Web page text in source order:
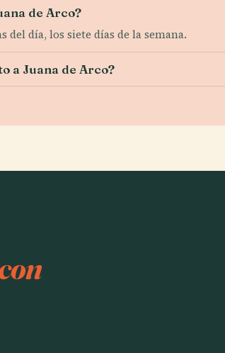
de Arco?
del día, los siete días de la semana.
a Juana de Arco?